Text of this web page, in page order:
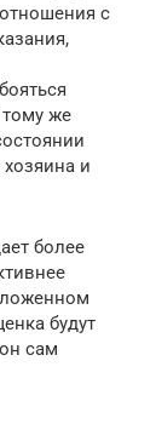
с
же
и
более
будут
сам